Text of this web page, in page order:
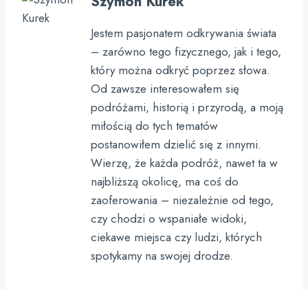
Jestem pasjonatem odkrywania świata
– zarówno tego fizycznego, jak i tego,
który można odkryć poprzez słowa.
Od zawsze interesowałem się
podróżami, historią i przyrodą, a moją
miłością do tych tematów
postanowiłem dzielić się z innymi.
Wierzę, że każda podróż, nawet ta w
najbliższą okolicę, ma coś do
zaoferowania – niezależnie od tego,
czy chodzi o wspaniałe widoki,
ciekawe miejsca czy ludzi, których
spotykamy na swojej drodze.